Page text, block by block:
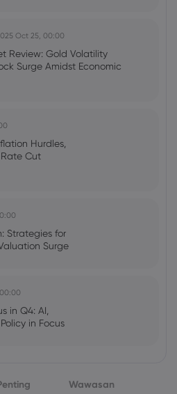
Oct 25, 00:00
Review: Gold Volatility
Surge Amidst Economic
Hurdles,
Cut
Strategies for
Surge
in Q4: AI,
in Focus
Threatens
Wawasan